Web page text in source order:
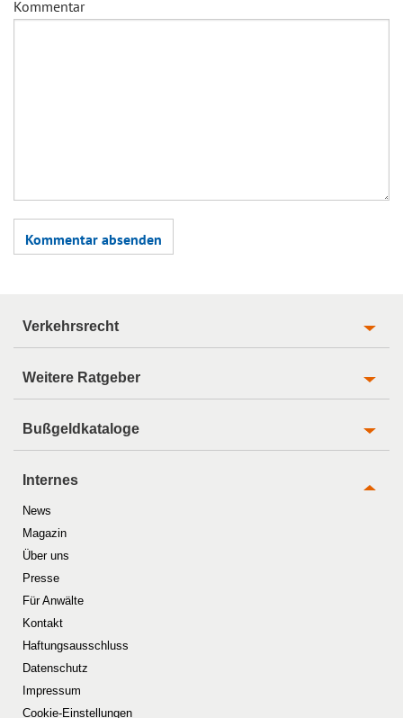
Kommentar
Verkehrsrecht
Weitere Ratgeber
Bußgeldkataloge
Internes
News
Magazin
Über uns
Presse
Für Anwälte
Kontakt
Haftungsausschluss
Datenschutz
Impressum
Cookie-Einstellungen